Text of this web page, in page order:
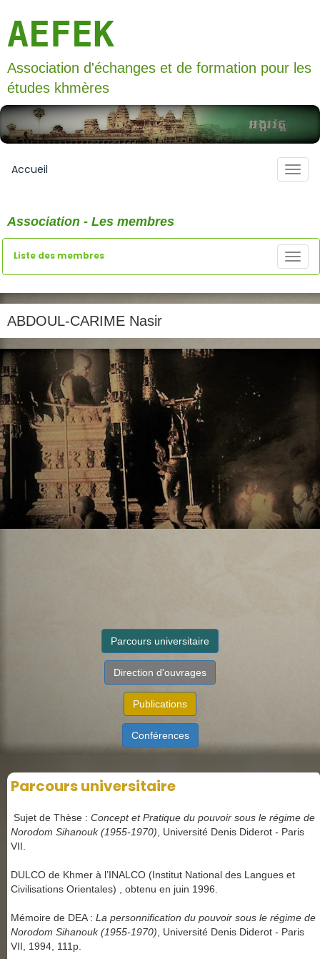
AEFEK
Association d'échanges et de formation pour les
études khmères
Accueil
Association - Les membres
Liste des membres
ABDOUL-CARIME Nasir
Parcours universitaire
Direction d'ouvrages
Publications
Conférences
Parcours universitaire
Sujet de Thèse : Concept et Pratique du pouvoir sous le régime de
Norodom Sihanouk (1955-1970) , Université Denis Diderot - Paris
VII.
DULCO de Khmer à l’INALCO (Institut National des Langues et
Civilisations Orientales) , obtenu en juin 1996.
Mémoire de DEA : La personnification du pouvoir sous le régime de
Norodom Sihanouk (1955-1970) , Université Denis Diderot - Paris
VII, 1994, 111p.